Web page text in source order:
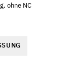
ohne NC